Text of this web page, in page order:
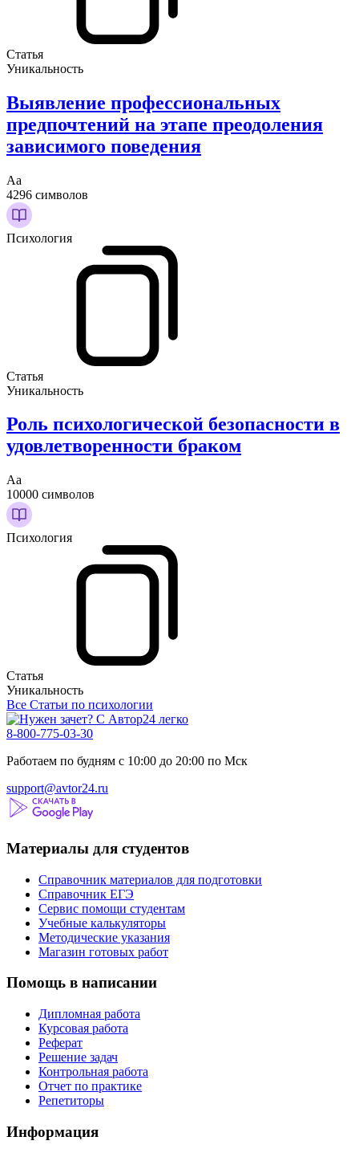
Статья
Уникальность
Выявление профессиональных
предпочтений на этапе преодоления
зависимого поведения
Аа
4296 символов
Психология
Статья
Уникальность
Роль психологической безопасности в
удовлетворенности браком
Аа
10000 символов
Психология
Статья
Уникальность
Все Статьи по психологии
8-800-775-03-30
Работаем по будням с 10:00 до 20:00 по Мск
support@avtor24.ru
Материалы для студентов
Справочник материалов для подготовки
Справочник ЕГЭ
Сервис помощи студентам
Учебные калькуляторы
Методические указания
Магазин готовых работ
Помощь в написании
Дипломная работа
Курсовая работа
Реферат
Решение задач
Контрольная работа
Отчет по практике
Репетиторы
Информация